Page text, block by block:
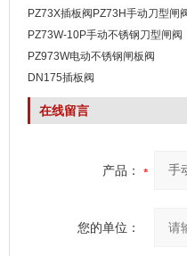
PZ73X插板阀PZ73H手动刀型闸
PZ73W-10P手动不锈钢刀型闸阀
PZ973W电动不锈钢闸板阀
DN175插板阀
在线留言
产品：
您的单位：